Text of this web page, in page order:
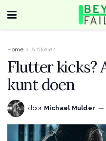
Home Artikelen
Flutter kicks?
kunt doen
door Michael Mulder